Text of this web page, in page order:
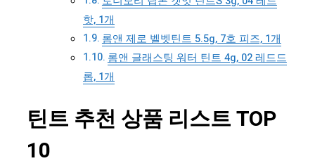
핫, 1개
롬앤 제로 벨벳틴트 5.5g, 7호 피즈, 1개
롬앤 글래스팅 워터 틴트 4g, 02 레드드
롭, 1개
틴트 추천 상품 리스트 TOP
10